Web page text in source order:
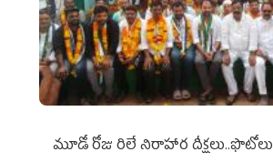
మూడో రోజు రిలే నిరాహార దీక్షలు..ఫొటోలు